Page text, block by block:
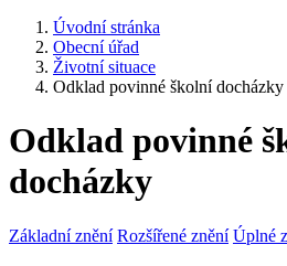
Úvodní stránka
Obecní úřad
Životní situace
Odklad povinné školní docházky
Odklad povinné
docházky
Základní znění Rozšířené znění Úplné